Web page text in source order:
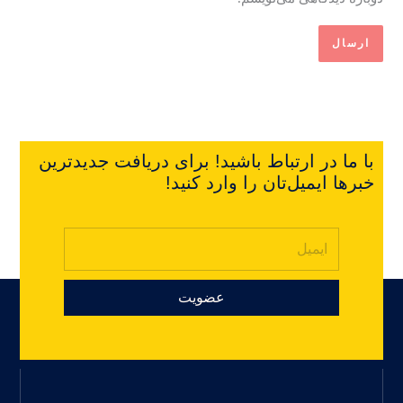
با ما در ارتباط باشید! برای دریافت جدیدترین
خبرها ایمیل‌تان را وارد کنید!
عضویت